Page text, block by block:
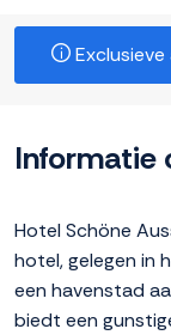
Informatie
Hotel Schöne
hotel, gelegen in
een havenstad
biedt een